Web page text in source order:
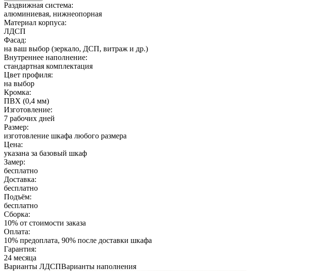
Раздвижная система:
алюминиевая, нижнеопорная
Материал корпуса:
ЛДСП
Фасад:
на ваш выбор (зеркало, ДСП, витраж и др.)
Внутреннее наполнение:
стандартная комплектация
Цвет профиля:
на выбор
Кромка:
ПВХ (0,4 мм)
Изготовление:
7 рабочих дней
Размер:
изготовление шкафа любого размера
Цена:
указана за базовый шкаф
Замер:
бесплатно
Доставка:
бесплатно
Подъём:
бесплатно
Сборка:
10% от стоимости заказа
Оплата:
10% предоплата, 90% после доставки шкафа
Гарантия:
24 месяца
Варианты ЛДСПВарианты наполнения